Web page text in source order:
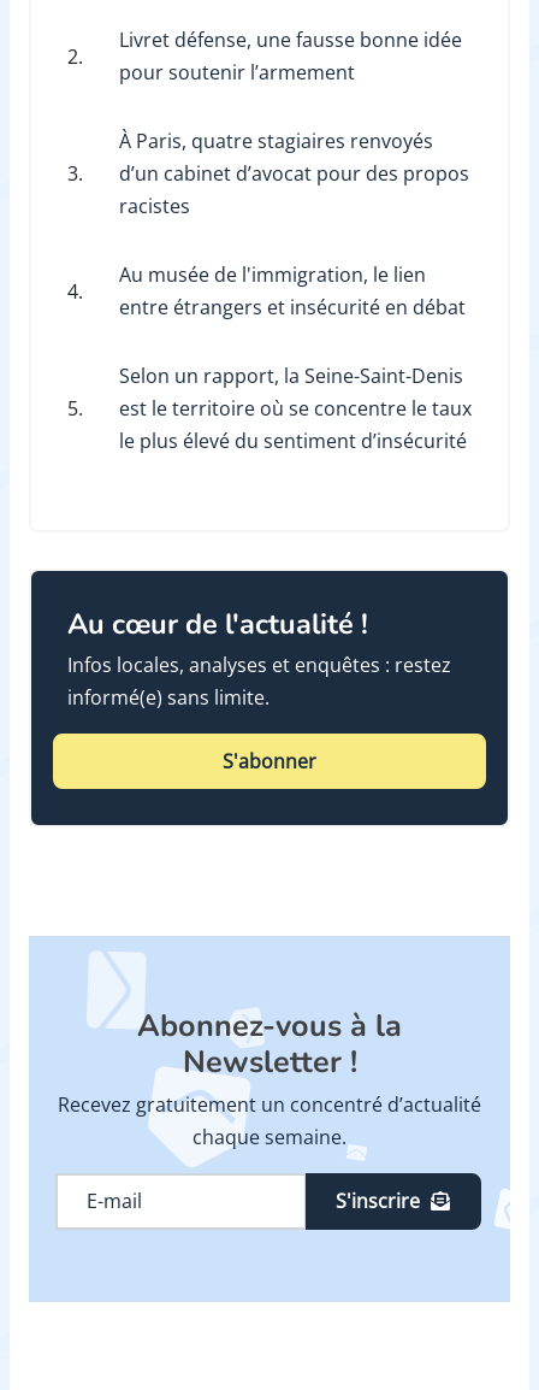
2.
Livret défense, une fausse bonne idée
pour soutenir l’armement
3.
À Paris, quatre stagiaires renvoyés
d’un cabinet d’avocat pour des propos
racistes
4.
Au musée de l'immigration, le lien
entre étrangers et insécurité en débat
5.
Selon un rapport, la Seine-Saint-Denis
est le territoire où se concentre le taux
le plus élevé du sentiment d’insécurité
Au cœur de l'actualité !
Infos locales, analyses et enquêtes : restez
informé(e) sans limite.
S'abonner
Abonnez-vous à la
Newsletter !
Recevez gratuitement un concentré d’actualité
chaque semaine.
S'inscrire